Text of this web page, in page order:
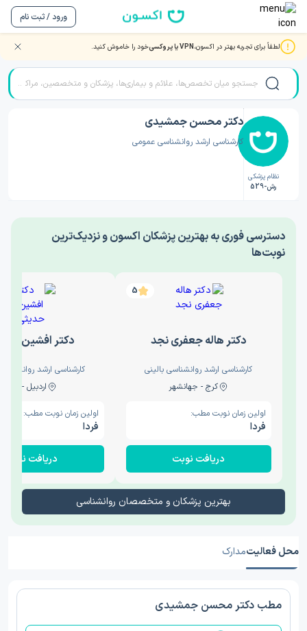
ورود / ثبت نام
لطفاً برای تجربه بهتر در اکسون،VPN یا پروکسی خود را خاموش کنید. صفحه اصلی/دکتر روانشناسی/دکتر محسن جمشیدی
نظام پزشکی
رش-529
دکتر محسن جمشیدی
کارشناسی ارشد روانشناسی عمومی
‎دسترسی فوری به بهترین پزشکان اکسون و نزدیک‌ترین
نوبت‌ها
5
دکتر هاله جعفری نجد
کارشناسی ارشد روانشناسی بالینی
کرج - جهانشهر
اولین زمان نوبت مطب:
فردا
دریافت نوبت
دکتر افشین
کارشناسی ارشد
اردبیل - والی
اولین زمان نوبت مطب:
فردا
دریافت نوبت
بهترین پزشکان و متخصصان روانشناسی
محل فعالیتمدارک
مطب دکتر محسن جمشیدی